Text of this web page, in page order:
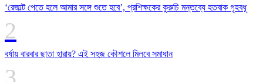
‘রেজাল্ট পেতে হলে আমার সঙ্গে শুতে হবে’, প্রশিক্ষকের কুরুচি মন্তব্যে হতবাক গৃহবধূ
বর্ষায় বারবার ছাতা হারায়? এই সহজ কৌশলে মিলবে সমাধান